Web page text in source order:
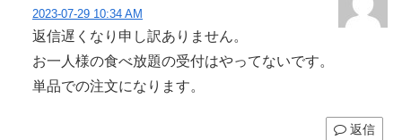
2023-07-29 10:34 AM
返信遅くなり申し訳ありません。
お一人様の食べ放題の受付はやってないです。
単品での注文になります。
返信